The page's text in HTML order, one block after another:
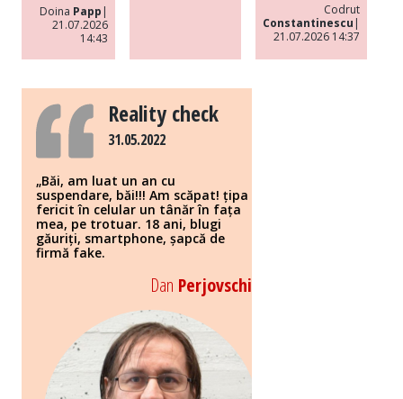
Doina Papp |
21.07.2026
14:43
Codrut
Constantinescu |
21.07.2026 14:37
Reality check
31.05.2022
„Băi, am luat un an cu
suspendare, băi!!! Am scăpat! țipa
fericit în celular un tânăr în fața
mea, pe trotuar. 18 ani, blugi
găuriți, smartphone, șapcă de
firmă fake.
Dan Perjovschi